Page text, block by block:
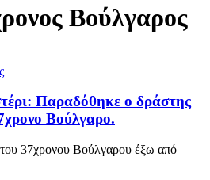
Βούλγαρος
Παραδόθηκε ο δράστης
Βούλγαρο.
37χρονου Βούλγαρου έξω από